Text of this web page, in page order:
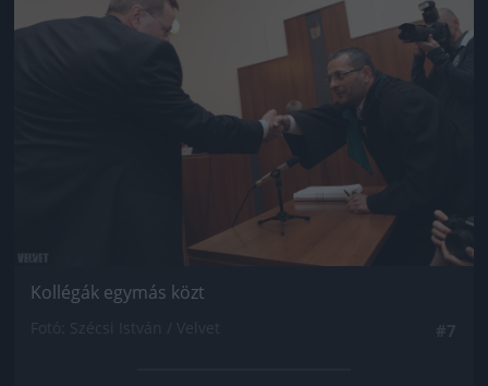
Kollégák egymás közt